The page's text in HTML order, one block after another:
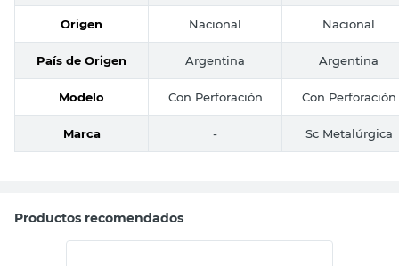
Origen Nacional Nacional
País de Origen Argentina Argentina
Modelo Con Perforación Con Perforación
Marca - Sc Metalúrgica
Productos recomendados